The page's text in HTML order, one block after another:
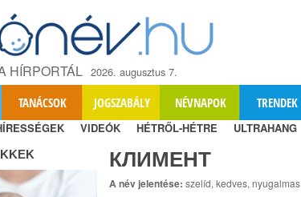
HÍRPORTÁL 2026. augusztus 7.
TANÁCSOK JOGSZABÁLY NÉVNAPOK TRENDEK
VIDEÓK HÉTRŐL-HÉTRE ULTRAHANG
КЛИМЕНТ
A név jelentése: szelíd, kedves, nyugalmas